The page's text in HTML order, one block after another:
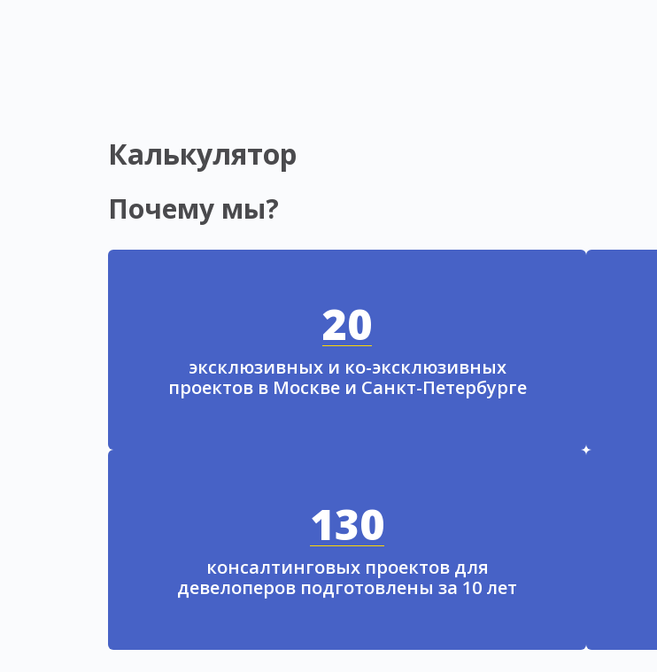
Калькулятор
Почему мы?
20
эксклюзивных и ко-эксклюзивных
проектов в Москве и Санкт-Петербурге
130
консалтинговых проектов для
девелоперов подготовлены за 10 лет